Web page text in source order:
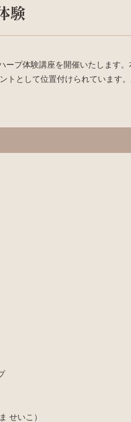
験
プ体験講座を開催いたします。
トとして位置付けられています
せいこ）